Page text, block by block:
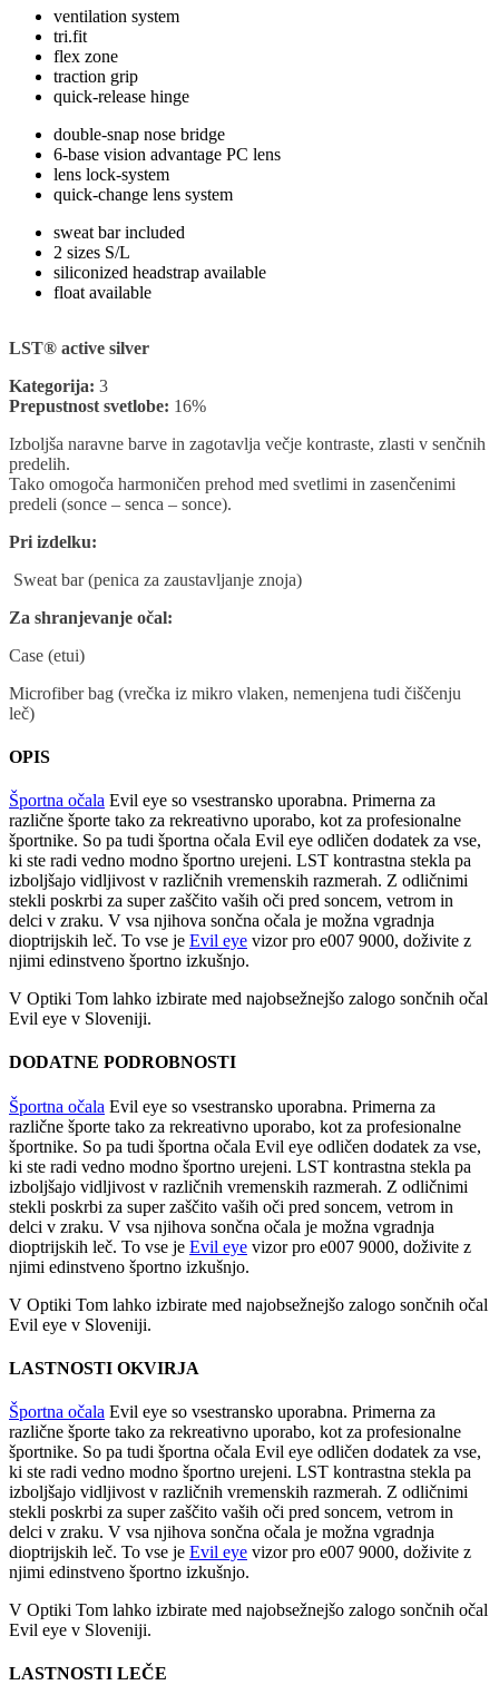
ventilation system
tri.fit
flex zone
traction grip
quick-release hinge
double-snap nose bridge
6-base vision advantage PC lens
lens lock-system
quick-change lens system
sweat bar included
2 sizes S/L
siliconized headstrap available
float available
LST® active silver
Kategorija: 3
Prepustnost svetlobe: 16%
Izboljša naravne barve in zagotavlja večje kontraste, zlasti v senčnih
predelih.
Tako omogoča harmoničen prehod med svetlimi in zasenčenimi
predeli (sonce – senca – sonce).
Pri izdelku:
Sweat bar (penica za zaustavljanje znoja)
Za shranjevanje očal:
Case (etui)
Microfiber bag (vrečka iz mikro vlaken, nemenjena tudi čiščenju
leč)
OPIS
Športna očala Evil eye so vsestransko uporabna. Primerna za
različne športe tako za rekreativno uporabo, kot za profesionalne
športnike. So pa tudi športna očala Evil eye odličen dodatek za vse,
ki ste radi vedno modno športno urejeni. LST kontrastna stekla pa
izboljšajo vidljivost v različnih vremenskih razmerah. Z odličnimi
stekli poskrbi za super zaščito vaših oči pred soncem, vetrom in
delci v zraku. V vsa njihova sončna očala je možna vgradnja
dioptrijskih leč. To vse je Evil eye vizor pro e007 9000, doživite z
njimi edinstveno športno izkušnjo.
V Optiki Tom lahko izbirate med najobsežnejšo zalogo sončnih očal
Evil eye v Sloveniji.
DODATNE PODROBNOSTI
Športna očala Evil eye so vsestransko uporabna. Primerna za
različne športe tako za rekreativno uporabo, kot za profesionalne
športnike. So pa tudi športna očala Evil eye odličen dodatek za vse,
ki ste radi vedno modno športno urejeni. LST kontrastna stekla pa
izboljšajo vidljivost v različnih vremenskih razmerah. Z odličnimi
stekli poskrbi za super zaščito vaših oči pred soncem, vetrom in
delci v zraku. V vsa njihova sončna očala je možna vgradnja
dioptrijskih leč. To vse je Evil eye vizor pro e007 9000, doživite z
njimi edinstveno športno izkušnjo.
V Optiki Tom lahko izbirate med najobsežnejšo zalogo sončnih očal
Evil eye v Sloveniji.
LASTNOSTI OKVIRJA
Športna očala Evil eye so vsestransko uporabna. Primerna za
različne športe tako za rekreativno uporabo, kot za profesionalne
športnike. So pa tudi športna očala Evil eye odličen dodatek za vse,
ki ste radi vedno modno športno urejeni. LST kontrastna stekla pa
izboljšajo vidljivost v različnih vremenskih razmerah. Z odličnimi
stekli poskrbi za super zaščito vaših oči pred soncem, vetrom in
delci v zraku. V vsa njihova sončna očala je možna vgradnja
dioptrijskih leč. To vse je Evil eye vizor pro e007 9000, doživite z
njimi edinstveno športno izkušnjo.
V Optiki Tom lahko izbirate med najobsežnejšo zalogo sončnih očal
Evil eye v Sloveniji.
LASTNOSTI LEČE